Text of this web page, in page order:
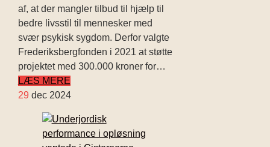
af, at der mangler tilbud til hjælp til
bedre livsstil til mennesker med
svær psykisk sygdom. Derfor valgte
Frederiksbergfonden i 2021 at støtte
projektet med 300.000 kroner for…
LÆS MERE
29 dec 2024